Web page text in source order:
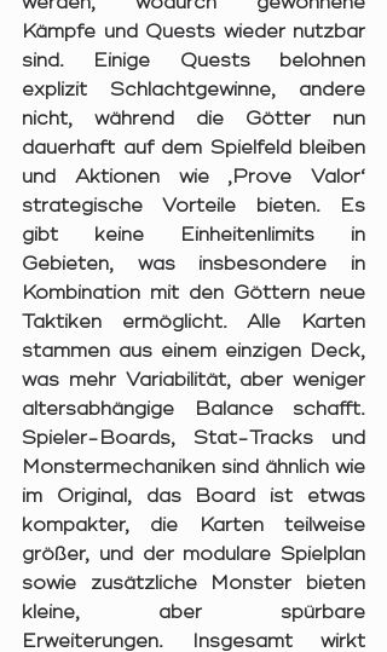
Kämpfe und Quests wieder nutzbar
sind. Einige Quests belohnen
explizit Schlachtgewinne, andere
nicht, während die Götter nun
dauerhaft auf dem Spielfeld bleiben
und Aktionen wie ‚Prove Valor‘
strategische Vorteile bieten. Es
gibt keine Einheitenlimits in
Gebieten, was insbesondere in
Kombination mit den Göttern neue
Taktiken ermöglicht. Alle Karten
stammen aus einem einzigen Deck,
was mehr Variabilität, aber weniger
altersabhängige Balance schafft.
Spieler-Boards, Stat-Tracks und
Monstermechaniken sind ähnlich wie
im Original, das Board ist etwas
kompakter, die Karten teilweise
größer, und der modulare Spielplan
sowie zusätzliche Monster bieten
kleine, aber spürbare